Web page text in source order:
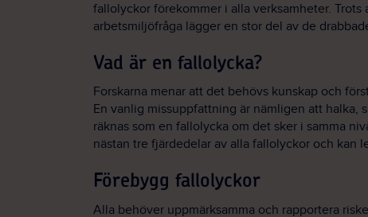
fallolyckor förekommer i alla verksamheter. Trots
arbetsmiljöfråga lägger en stor del av de
Vad är en fallolycka?
Forskarna menar att det behövs kunskap och
En vanlig missuppfattning är nämligen att halka,
räknas som en fallolycka om det sker i samma
nästan tre fjärdedelar av alla fallolyckor och kan
Förebygg fallolyckor
Alla behöver uppmärksamma och rapportera